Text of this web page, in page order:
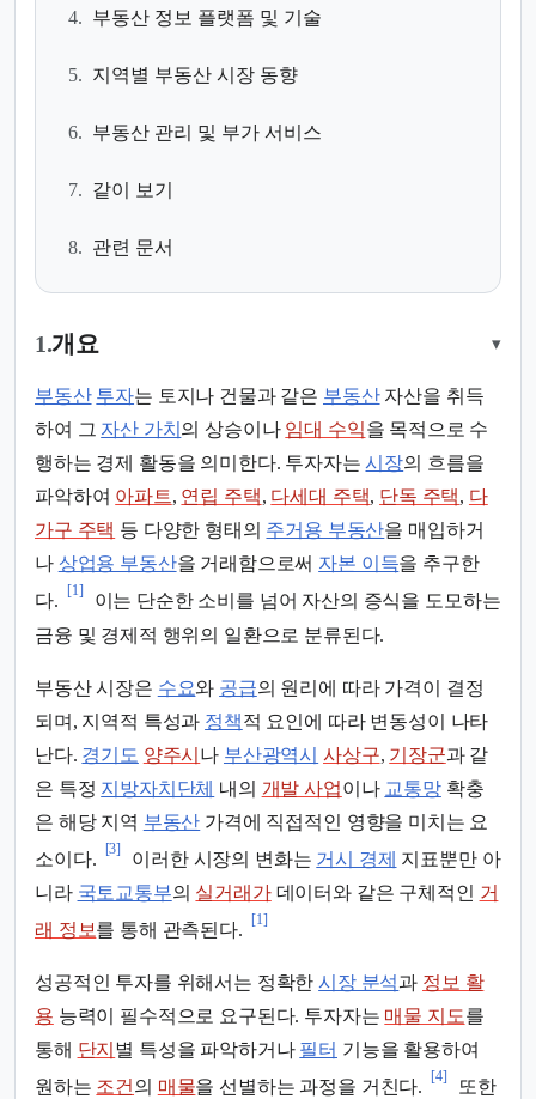
4. 부동산 정보 플랫폼 및 기술
5. 지역별 부동산 시장 동향
6. 부동산 관리 및 부가 서비스
7. 같이 보기
8. 관련 문서
1.개요 ▾
부동산 투자는 토지나 건물과 같은 부동산자산을 취득
하여 그 자산 가치 의 상승이나 임대 수익을 목적으로 수
행하는 경제 활동을 의미한다. 투자자는시장의 흐름을
파악하여 아파트, 연립 주택, 다세대 주택, 단독 주택, 다
가구 주택 등 다양한 형태의 주거용 부동산을 매입하거
나 상업용 부동산을 거래함으로써 자본 이득을 추구한
다.
[1]
이는 단순한 소비를 넘어 자산의 증식을 도모하는
금융 및 경제적 행위의 일환으로 분류된다.
부동산 시장은 수요와 공급의 원리에 따라 가격이 결정
되며, 지역적 특성과 정책적 요인에 따라 변동성이 나타
난다. 경기도 양주시 나 부산광역시 사상구, 기장군과 같
은 특정 지방자치단체 내의 개발 사업이나 교통망확충
은 해당 지역 부동산 가격에 직접적인 영향을 미치는 요
소이다.
[3]
이러한 시장의 변화는 거시 경제 지표뿐만 아
니라 국토교통부의 실거래가데이터와 같은 구체적인 거
래 정보를 통해 관측된다.
[1]
성공적인 투자를 위해서는 정확한시장 분석과 정보 활
용 능력이 필수적으로 요구된다. 투자자는 매물 지도를
통해 단지 별 특성을 파악하거나 필터 기능을 활용하여
원하는 조건의 매물을 선별하는 과정을 거친다.
[4]
또한